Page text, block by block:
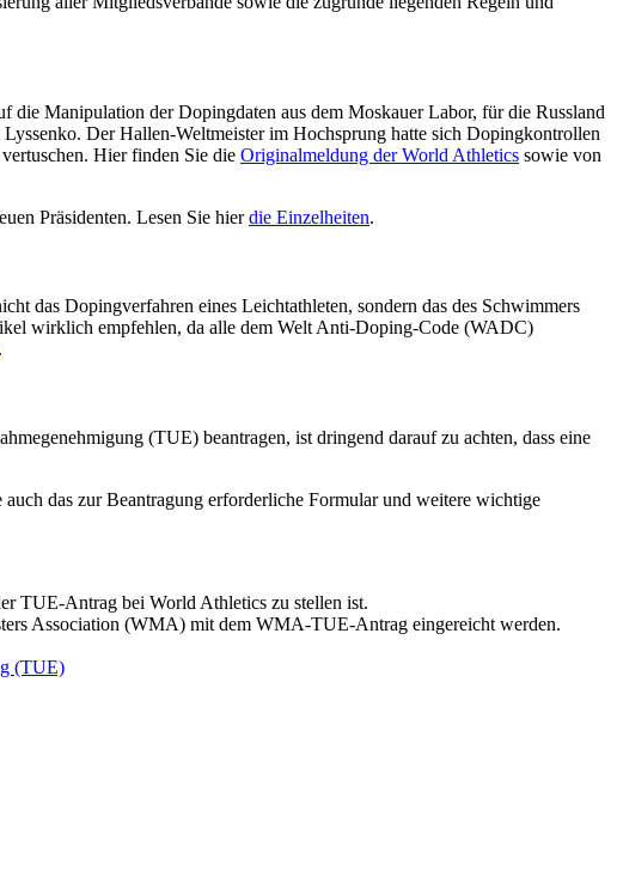
Manipulation der Dopingdaten aus dem Moskauer Labor, für die Russland
Der Hallen-Weltmeister im Hochsprung hatte sich Dopingkontrollen
Hier finden Sie die Originalmeldung der World Athletics sowie von
Präsidenten. Lesen Sie hierdie Einzelheiten.
das Dopingverfahren eines Leichtathleten, sondern das des Schwimmers
wirklich empfehlen, da alle dem Welt Anti-Doping-Code (WADC)
.
(TUE) beantragen, ist dringend darauf zu achten, dass eine
das zur Beantragung erforderliche Formular und weitere wichtige
TUE-Antrag bei World Athletics zu stellen ist.
Association (WMA) mit dem WMA-TUE-Antrag eingereicht werden.
(TUE)